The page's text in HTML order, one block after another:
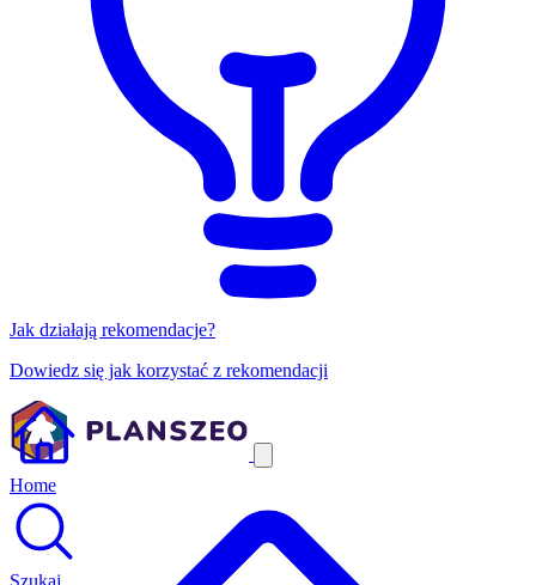
Jak działają rekomendacje?
Dowiedz się jak korzystać z rekomendacji
Home
Szukaj